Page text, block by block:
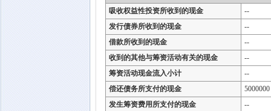
吸收权益性投资所收到的现金
--
发行债券所收到的现金
--
借款所收到的现金
--
收到的其他与筹资活动有关的现金
--
筹资活动现金流入小计
--
偿还债务所支付的现金
5000000
发生筹资费用所支付的现金
--